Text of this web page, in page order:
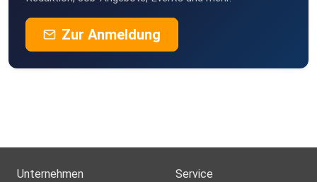
Zur Anmeldung
Unternehmen Service